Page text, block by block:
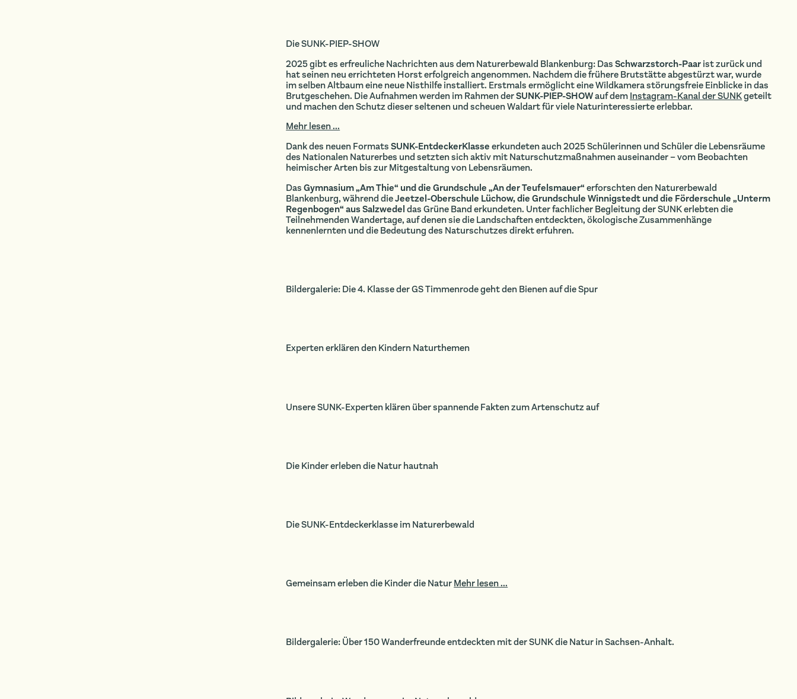
Die SUNK-PIEP-SHOW
2025 gibt es erfreuliche Nachrichten aus dem Naturerbewald Blankenburg: DasSchwarzstorch-Paar ist zurück und
hat seinen neu errichteten Horst erfolgreich angenommen. Nachdem die frühere Brutstätte abgestürzt war, wurde
im selben Altbaum eine neue Nisthilfe installiert. Erstmals ermöglicht eine Wildkamera störungsfreie Einblicke in das
Brutgeschehen. Die Aufnahmen werden im Rahmen derSUNK-PIEP-SHOWauf dem Instagram-Kanal der SUNKgeteilt
und machen den Schutz dieser seltenen und scheuen Waldart für viele Naturinteressierte erlebbar.
Mehr lesen ...
Dank des neuen FormatsSUNK-EntdeckerKlasse erkundeten auch 2025 Schülerinnen und Schüler die Lebensräume
des Nationalen Naturerbes und setzten sich aktiv mit Naturschutzmaßnahmen auseinander – vom Beobachten
heimischer Arten bis zur Mitgestaltung von Lebensräumen.
DasGymnasium „Am Thie“ und die Grundschule „An der Teufelsmauer“ erforschten den Naturerbewald
Blankenburg, während dieJeetzel-Oberschule Lüchow, die Grundschule Winnigstedt und die Förderschule „Unterm
Regenbogen“ aus Salzwedel das Grüne Band erkundeten. Unter fachlicher Begleitung der SUNK erlebten die
Teilnehmenden Wandertage, auf denen sie die Landschaften entdeckten, ökologische Zusammenhänge
kennenlernten und die Bedeutung des Naturschutzes direkt erfuhren.
Bildergalerie: Die 4. Klasse der GS Timmenrode geht den Bienen auf die Spur
Experten erklären den Kindern Naturthemen
Unsere SUNK-Experten klären über spannende Fakten zum Artenschutz auf
Die Kinder erleben die Natur hautnah
Die SUNK-Entdeckerklasse im Naturerbewald
Gemeinsam erleben die Kinder die Natur Mehr lesen ...
Bildergalerie: Über 150 Wanderfreunde entdeckten mit der SUNK die Natur in Sachsen-Anhalt.